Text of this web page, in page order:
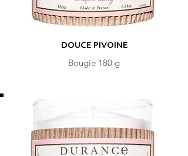
DOUCE PIVOINE
Bougie 180 g